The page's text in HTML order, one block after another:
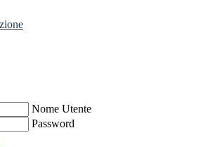
Nome Utente
Password